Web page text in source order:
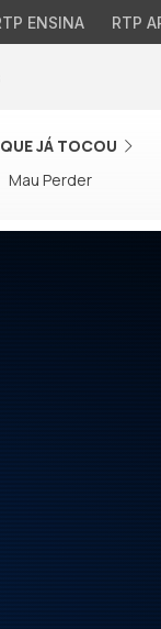
ENSINA RTP
JÁ TOCOU
Mau Perder